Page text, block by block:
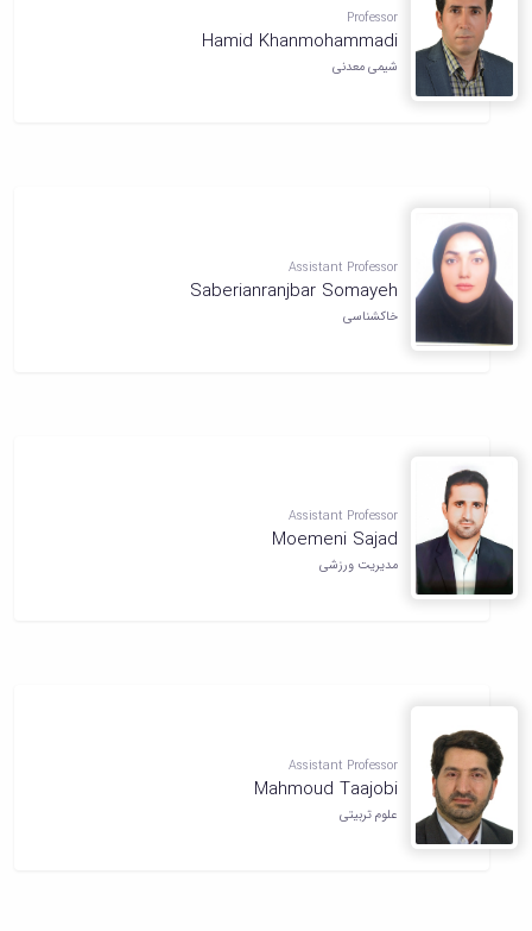
دانشگاه
Professor
Hamid Khanmohammadi
شیمی معدنی
Assistant Professor
Saberianranjbar Somayeh
خاکشناسی
Assistant Professor
Moemeni Sajad
مدیریت ورزشی
Assistant Professor
Mahmoud Taajobi
علوم تربیتی